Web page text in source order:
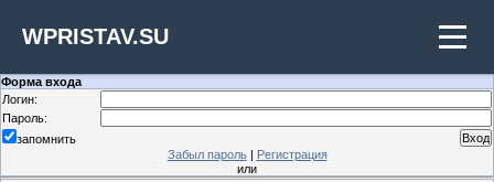
WPRISTAV.SU
Форма входа
Логин:
Пароль:
запомнить
Забыл пароль| Регистрация
или